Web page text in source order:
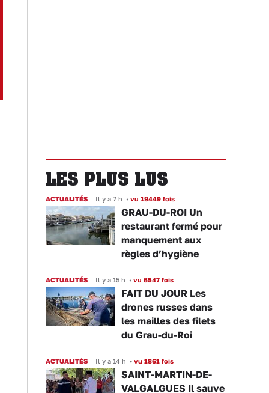
LES PLUS LUS
ACTUALITÉS Il y a 7 h • vu 19449 fois
GRAU-DU-ROI Un
restaurant fermé pour
manquement aux
règles d’hygiène
ACTUALITÉS Il y a 15 h • vu 6547 fois
FAIT DU JOUR Les
drones russes dans
les mailles des filets
du Grau-du-Roi
ACTUALITÉS Il y a 14 h • vu 1861 fois
SAINT-MARTIN-DE-
VALGALGUES Il sauve